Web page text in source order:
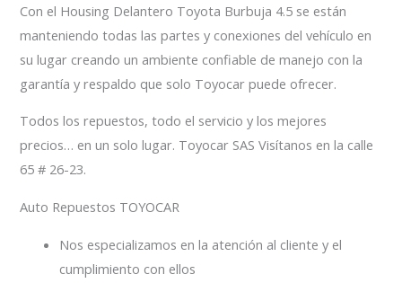
Con el Housing Delantero Toyota Burbuja 4.5 se están
manteniendo todas las partes y conexiones del vehículo en
su lugar creando un ambiente confiable de manejo con la
garantía y respaldo que solo Toyocar puede ofrecer.
Todos los repuestos, todo el servicio y los mejores
precios… en un solo lugar. Toyocar SAS Visítanos en la calle
65 # 26-23.
Auto Repuestos TOYOCAR
Nos especializamos en la atención al cliente y el
cumplimiento con ellos